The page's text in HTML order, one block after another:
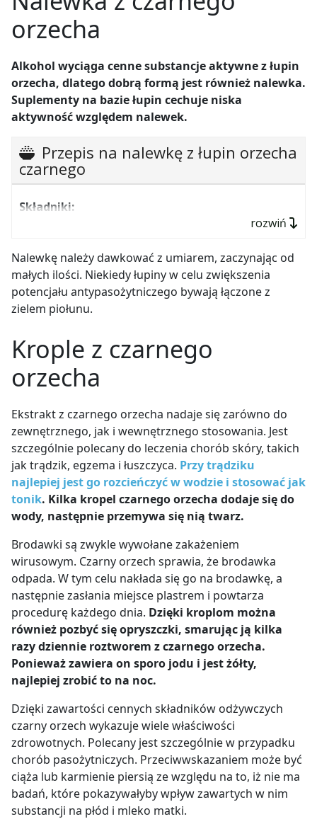
orzecha
Alkohol wyciąga cenne substancje aktywne z łupin
orzecha, dlatego dobrą formą jest również nalewka.
Suplementy na bazie łupin cechuje niska
aktywność względem nalewek.
Przepis na nalewkę z łupin orzecha
czarnego
Składniki:
etanol (40–50%) – 150 ml.
Wykonanie:
Nalewkę należy przygotować metodą maceracji
Do czystej, ciemnej butelki włożyć rozdrobnione
łupiny orzecha. Następnie zalać je alkoholem i
szczelnie zakręcić.
minimum 7 dni (w tym okresie zaleca się
wstrząsnąć od czasu do czasu).
Po 7 dniach odcedzić nalewkę, pozbywając się
łupin (nie jest to zabieg konieczny).
rozwiń
Nalewkę należy dawkować z umiarem, zaczynając od
małych ilości. Niekiedy łupiny w celu zwiększenia
potencjału antypasożytniczego bywają łączone z
zielem piołunu.
Krople z czarnego
orzecha
Ekstrakt z czarnego orzecha nadaje się zarówno do
zewnętrznego, jak i wewnętrznego stosowania. Jest
szczególnie polecany do leczenia chorób skóry, takich
jak trądzik, egzema i łuszczyca. Przy trądziku
najlepiej jest go rozcieńczyć w wodzie i stosować jak
tonik. Kilka kropel czarnego orzecha dodaje się do
wody, następnie przemywa się nią twarz.
Brodawki są zwykle wywołane zakażeniem
wirusowym. Czarny orzech sprawia, że brodawka
odpada. W tym celu nakłada się go na brodawkę, a
następnie zasłania miejsce plastrem i powtarza
procedurę każdego dnia. Dzięki kroplom można
również pozbyć się opryszczki, smarując ją kilka
razy dziennie roztworem z czarnego orzecha.
Ponieważ zawiera on sporo jodu i jest żółty,
najlepiej zrobić to na noc.
Dzięki zawartości cennych składników odżywczych
czarny orzech wykazuje wiele właściwości
zdrowotnych. Polecany jest szczególnie w przypadku
chorób pasożytniczych. Przeciwwskazaniem może być
ciąża lub karmienie piersią ze względu na to, iż nie ma
badań, które pokazywałyby wpływ zawartych w nim
substancji na płód i mleko matki.